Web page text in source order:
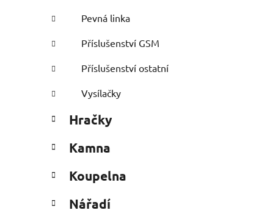
Pevná linka
Příslušenství GSM
Příslušenství ostatní
Vysílačky
Hračky
Kamna
Koupelna
Nářadí